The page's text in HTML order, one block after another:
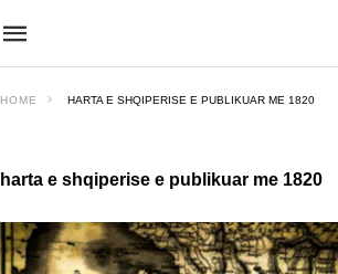
HOME HARTA E SHQIPERISE E PUBLIKUAR ME 1820
harta e shqiperise e publikuar me 1820